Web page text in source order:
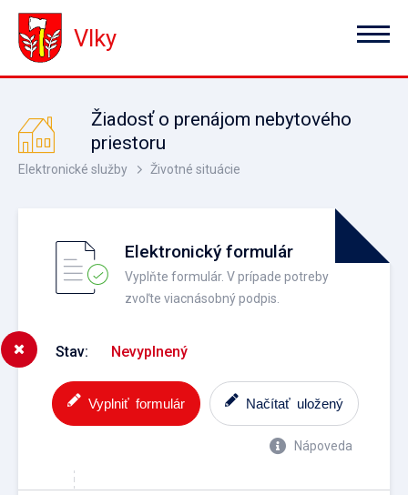
Vlky
Žiadosť o prenájom nebytového
priestoru
Elektronické služby Životné situácie
Elektronický formulár
Vyplňte formulár. V prípade potreby
zvoľte viacnásobný podpis.
Stav: Nevyplnený
Vyplniť formulár Načítať uložený
Nápoveda